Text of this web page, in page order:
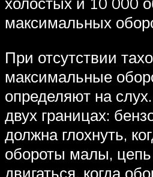
максимальных
При отсутствии
максимальные
определяют на
двух границах:
должна глохнуть,
обороты малы,
двигаться, когда